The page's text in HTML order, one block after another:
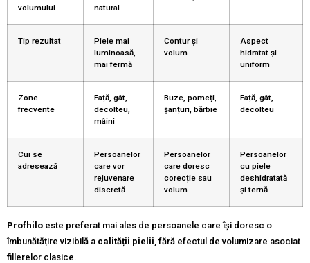
volumului
natural
Tip rezultat
Piele mai
luminoasă,
mai fermă
Contur și
volum
Aspect
hidratat și
uniform
Zone
frecvente
Față, gât,
decolteu,
mâini
Buze, pomeți,
șanțuri, bărbie
Față, gât,
decolteu
Cui se
adresează
Persoanelor
care vor
rejuvenare
discretă
Persoanelor
care doresc
corecție sau
volum
Persoanelor
cu piele
deshidratată
și ternă
Profhilo este preferat mai ales de persoanele care își doresc o
îmbunătățire vizibilă a calității pielii , fără efectul de volumizare asociat
fillerelor clasice.